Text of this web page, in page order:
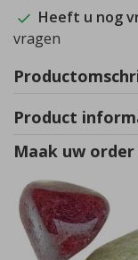
Heeft u nog
vragen
Product
Maak uw